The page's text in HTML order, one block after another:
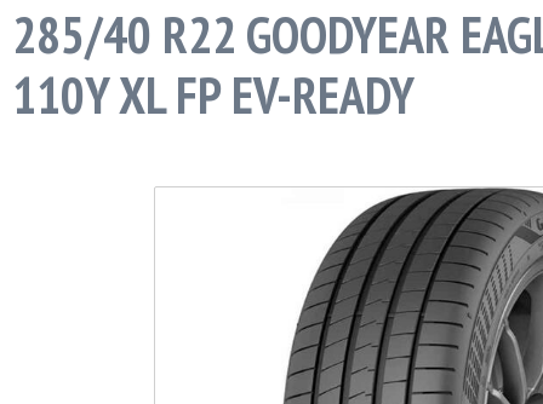
285/40 R22 GOODYEAR
110Y XL FP EV-READY